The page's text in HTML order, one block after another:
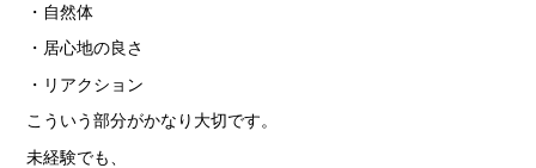
・自然体
・居心地の良さ
・リアクション
こういう部分がかなり大切です。
未経験でも、